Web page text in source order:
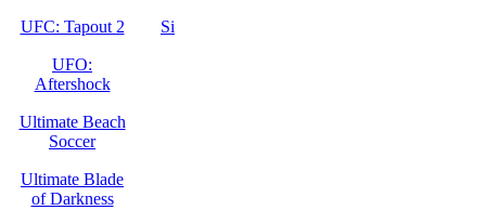
UFC: Tapout 2 Si
UFO:
Aftershock
Ultimate Beach
Soccer
Ultimate Blade
of Darkness